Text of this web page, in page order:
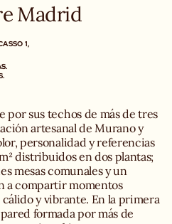
Madrid
1,
por sus techos de más de tres
artesanal de Murano y
personalidad y referencias
distribuidos en dos plantas;
mesas comunales y un
a compartir momentos
y vibrante. En la primera
formada por más de